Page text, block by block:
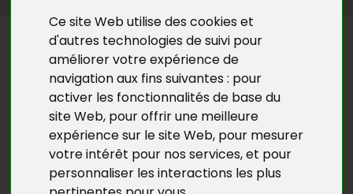
Ce site Web utilise des cookies et
d'autres technologies de suivi pour
améliorer votre expérience de
navigation aux fins suivantes : pour
activer les fonctionnalités de base du
site Web, pour offrir une meilleure
expérience sur le site Web, pour mesurer
votre intérêt pour nos services,et pour
personnaliser les interactions les plus
L’ACTU DE BGE YVELINES
HISTOIRE D’UN DLA :
L’ACCOMPAGNEMENT DE
L’ASSOCIATION GF’ARTS.
La jeune association GF'Arts a comme mots d’ordre
Partager, Sensibiliser et Créer ».